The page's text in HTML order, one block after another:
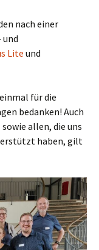
nach einer
Lite und
für die
bedanken! Auch
allen, die uns
haben, gilt